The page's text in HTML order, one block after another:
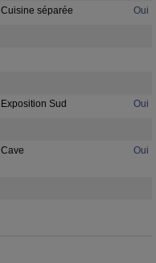
Cuisine séparée Oui
Exposition Sud Oui
Cave
Oui